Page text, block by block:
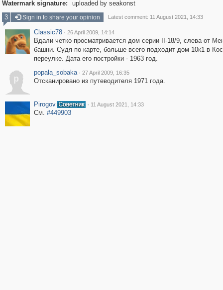
Watermark signature:
uploaded by seakonst
3
Sign in to share your opinion Latest comment: 11 August 2021, 14:33
Classic78 · 26 April 2009, 14:14
Вдали четко просматривается дом серии II-18/9, слева от
башни. Судя по карте, больше всего подходит дом 10к1 в
переулке. Дата его постройки - 1963 год.
p
popala_sobaka · 27 April 2009, 16:35
Отсканировано из путеводителя 1971 года.
Pirogov · 11 August 2021, 14:33
См. #449903